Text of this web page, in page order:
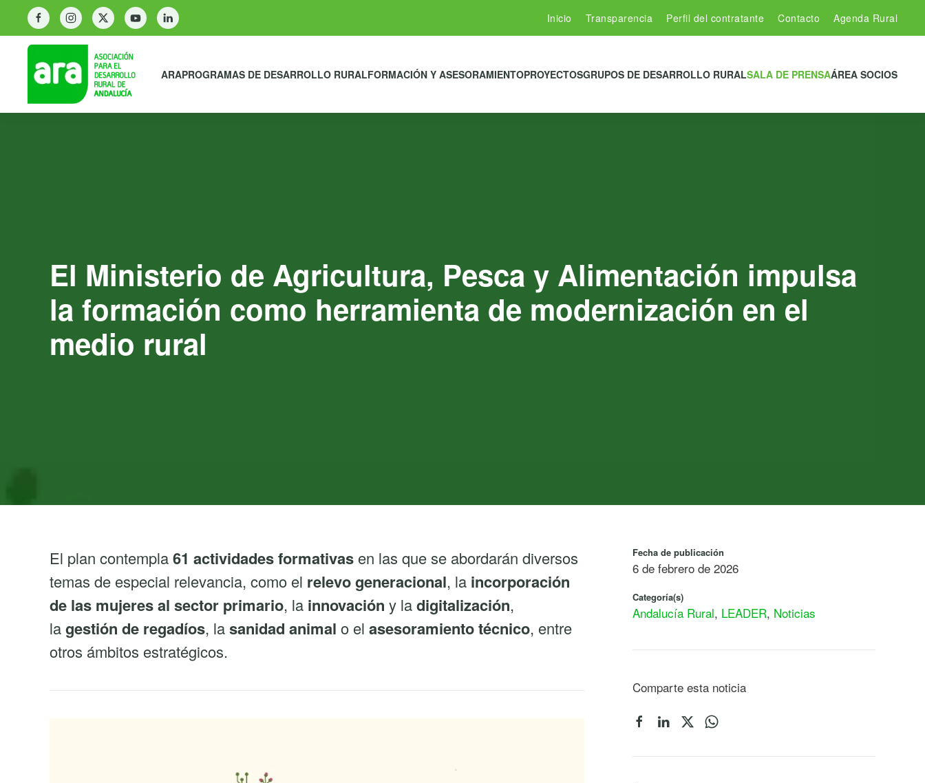
Inicio Transparencia Perfil del contratante Contacto Agenda Rural
ARAPROGRAMAS DE DESARROLLO RURALFORMACIÓN Y ASESORAMIENTOPROYECTOSGRUPOS DE DESARROLLO RURALSALA DE PRENSAÁREA SOCIOS
El Ministerio de Agricultura, Pesca y Alimentación impulsa
la formación como herramienta de modernización en el
medio rural
El plan contempla61 actividades formativas en las que se abordarán diversos
temas de especial relevancia, como el relevo generacional, la incorporación
de las mujeres al sector primario, la innovación y ladigitalización,
lagestión de regadíos, lasanidad animal o el asesoramiento técnico, entre
otros ámbitos estratégicos.
Fecha de publicación
6 de febrero de 2026
Categoría(s)
Andalucía Rural, LEADER, Noticias
Comparte esta noticia